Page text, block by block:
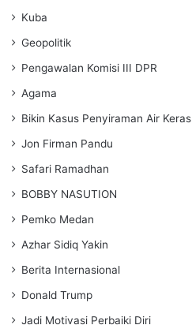
Kuba
Geopolitik
Pengawalan Komisi III DPR
Agama
Bikin Kasus Penyiraman Air Keras
Jon Firman Pandu
Safari Ramadhan
BOBBY NASUTION
Pemko Medan
Azhar Sidiq Yakin
Berita Internasional
Donald Trump
Jadi Motivasi Perbaiki Diri